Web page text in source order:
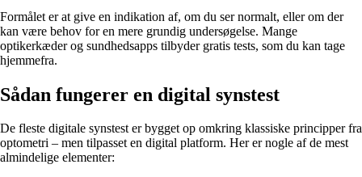
Formålet er at give en indikation af, om du ser normalt, eller om der
kan være behov for en mere grundig undersøgelse. Mange
optikerkæder og sundhedsapps tilbyder gratis tests, som du kan tage
hjemmefra.
Sådan fungerer en digital synstest
De fleste digitale synstest er bygget op omkring klassiske principper fra
optometri – men tilpasset en digital platform. Her er nogle af de mest
almindelige elementer: